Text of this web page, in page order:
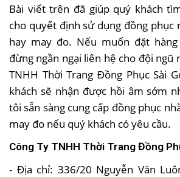
Bài viết trên đã giúp quý khách
cho quyết định sử dụng đồng phục
hay may đo. Nếu muốn đặt
đừng ngần ngại liên hệ cho đội ngũ
TNHH Thời Trang Đồng Phục Sài
khách sẽ nhận được hồi âm sớm
tôi sẵn sàng cung cấp đồng phục
may đo nếu quý khách có yêu cầu.
Công Ty TNHH Thời Trang Đồng
- Địa chỉ: 336/20 Nguyễn Văn